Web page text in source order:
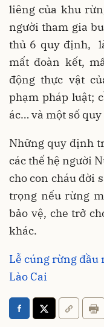
liêng của khu
người tham gia
thủ 6 quy định,
mất đoàn kết,
động thực vật
phạm pháp luật;
ác… và một số
Những quy định
các thế hệ người
cho con cháu đời
trọng nếu rừng
bảo vệ, che trở
khác.
Lễ cúng rừng đầu
Lào Cai